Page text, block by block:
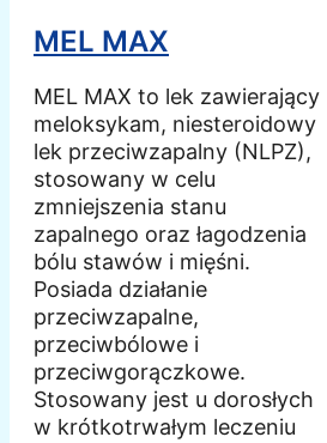
MEL MAX
MEL MAX to lek zawierający
meloksykam, niesteroidowy
lek przeciwzapalny (NLPZ),
stosowany w celu
zmniejszenia stanu
zapalnego oraz łagodzenia
bólu stawów i mięśni.
Posiada działanie
przeciwzapalne,
przeciwbólowe i
przeciwgorączkowe.
Stosowany jest u dorosłych
w krótkotrwałym leczeniu